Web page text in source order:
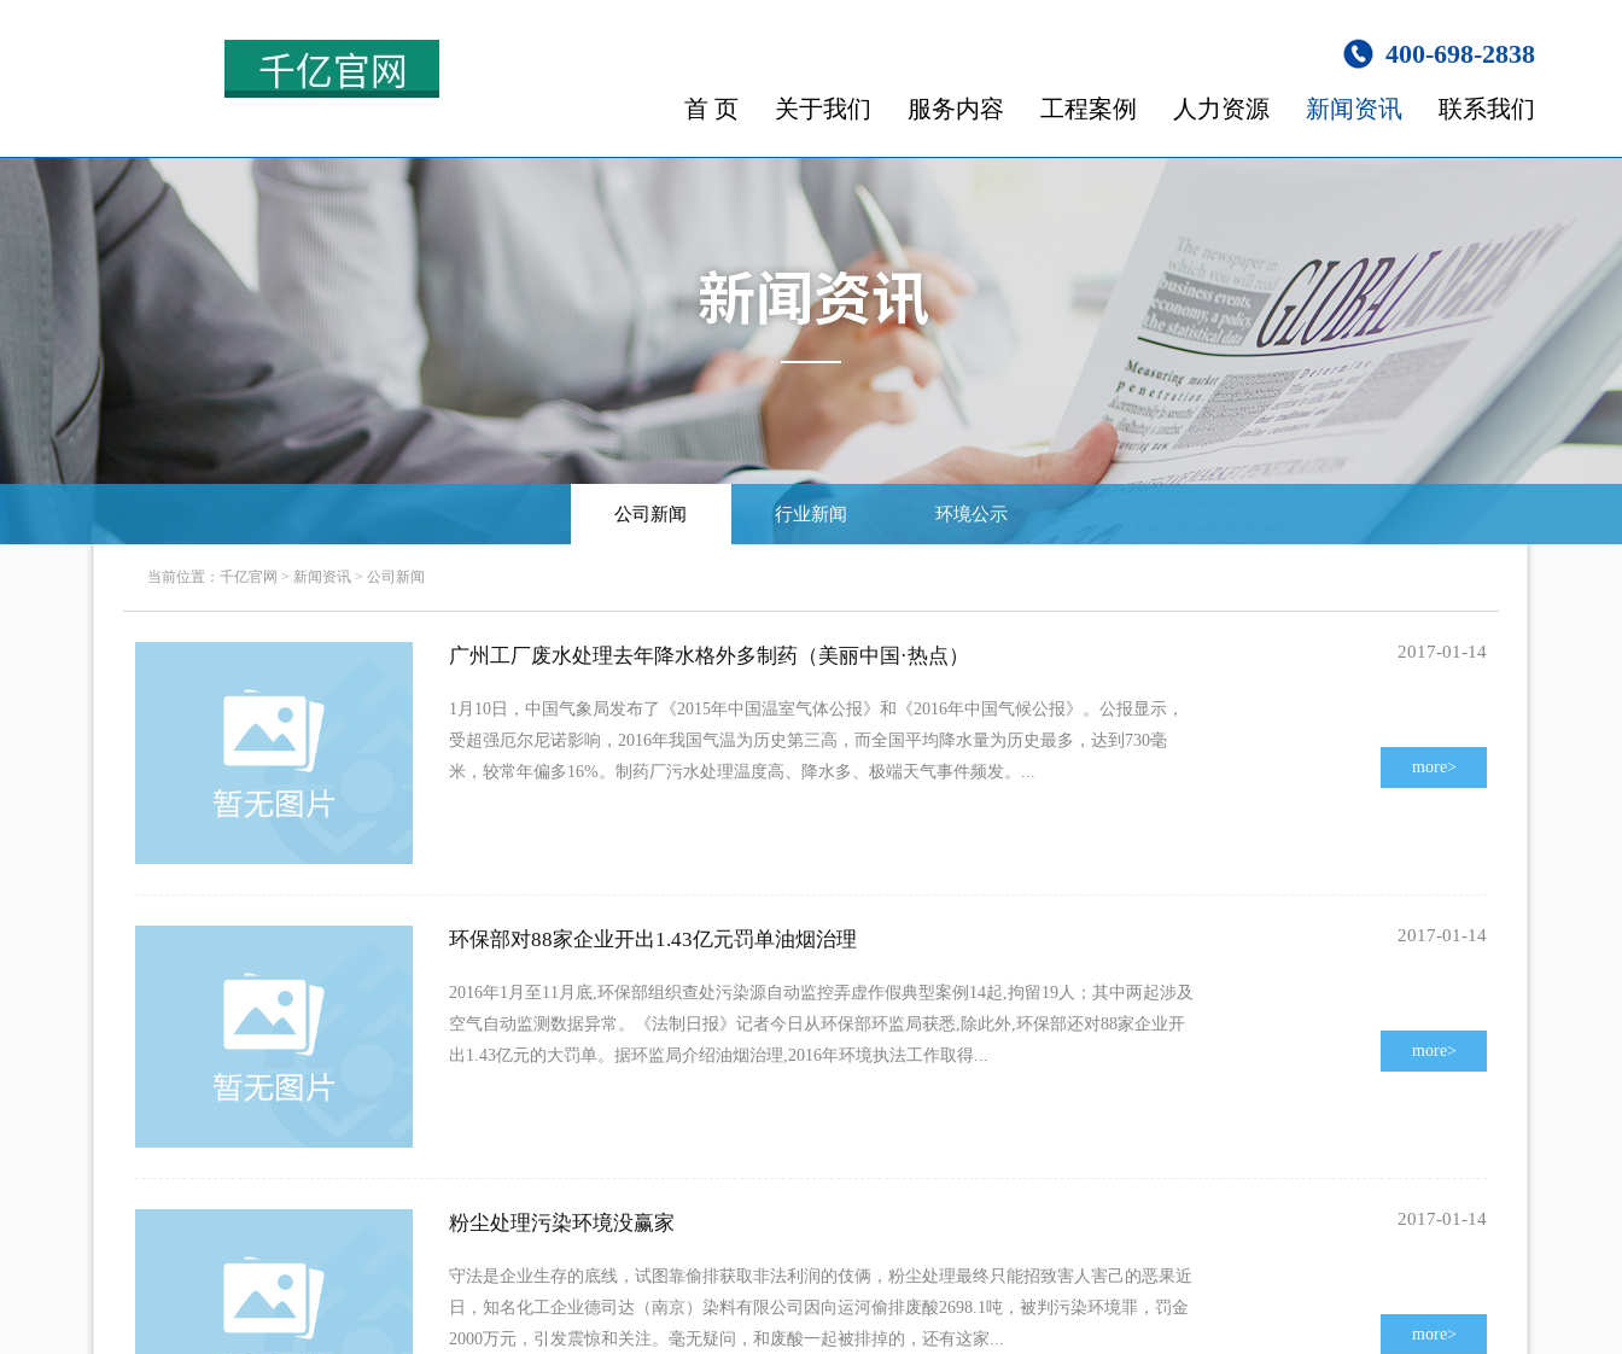
400-698-2838
首 页 关于我们 服务内容 工程案例 人力资源 新闻资讯 联系我们
公司新闻 行业新闻 环境公示
当前位置： 千亿官网 > 新闻资讯 > 公司新闻
广州工厂废水处理去年降水格外多制药（美丽中国·热点）
1月10日，中国气象局发布了《2015年中国温室气体公报》和《2016年中国气候公报》。公报显示，
受超强厄尔尼诺影响，2016年我国气温为历史第三高，而全国平均降水量为历史最多，达到730毫
米，较常年偏多16%。制药厂污水处理温度高、降水多、极端天气事件频发。...
2017-01-14
more>
环保部对88家企业开出1.43亿元罚单油烟治理
2016年1月至11月底,环保部组织查处污染源自动监控弄虚作假典型案例14起,拘留19人；其中两起涉及
空气自动监测数据异常。《法制日报》记者今日从环保部环监局获悉,除此外,环保部还对88家企业开
出1.43亿元的大罚单。据环监局介绍油烟治理,2016年环境执法工作取得...
2017-01-14
more>
粉尘处理污染环境没赢家
守法是企业生存的底线，试图靠偷排获取非法利润的伎俩，粉尘处理最终只能招致害人害己的恶果近
日，知名化工企业德司达（南京）染料有限公司因向运河偷排废酸2698.1吨，被判污染环境罪，罚金
2000万元，引发震惊和关注。毫无疑问，和废酸一起被排掉的，还有这家...
2017-01-14
more>